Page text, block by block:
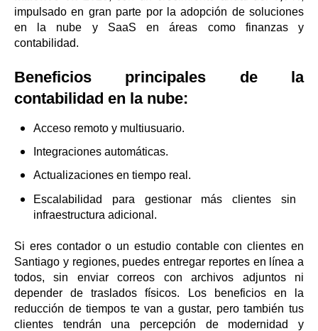
impulsado en gran parte por la adopción de soluciones
en la nube y SaaS en áreas como finanzas y
contabilidad.
Beneficios principales de la
contabilidad en la nube:
Acceso remoto y multiusuario.
Integraciones automáticas.
Actualizaciones en tiempo real.
Escalabilidad para gestionar más clientes sin
infraestructura adicional.
Si eres contador o un estudio contable con clientes en
Santiago y regiones, puedes entregar reportes en línea a
todos, sin enviar correos con archivos adjuntos ni
depender de traslados físicos. Los beneficios en la
reducción de tiempos te van a gustar, pero también tus
clientes tendrán una percepción de modernidad y